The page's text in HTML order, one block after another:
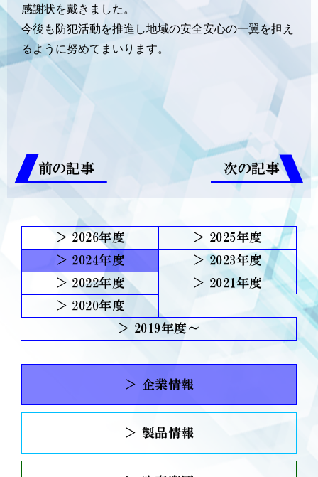
感謝状を戴きました。
今後も防犯活動を推進し地域の安全安心の一翼を担え
るように努めてまいります。
前の記事 次の記事
2026
2025
2024
2023
2022
2021
2020
2019
＞ 企業情報
＞ 製品情報